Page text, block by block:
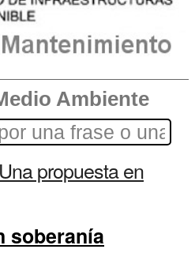
Ambiente
Una propuesta en
soberanía